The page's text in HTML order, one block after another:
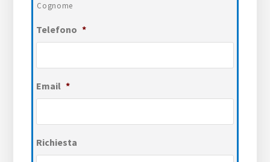
Cognome
Telefono *
Email *
Richiesta